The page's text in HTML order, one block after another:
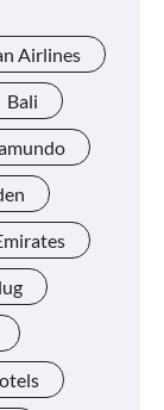
Airlines
Bali